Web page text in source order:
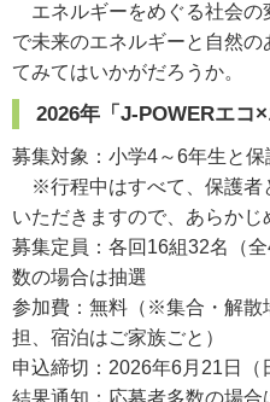
エネルギーをめぐる社会の
で未来のエネルギーと自然
てみてはいかがだろうか。
2026年「J-POWERエコ×
募集対象：小学4～6年生と
※行程中はすべて、保護者
いただきますので、あらかじ
募集定員：各回16組32名（
数の場合は抽選
参加費：無料（※集合・解散
担、宿泊はご家族ごと）
申込締切：2026年6月21日（
結果通知：応募者多数の場